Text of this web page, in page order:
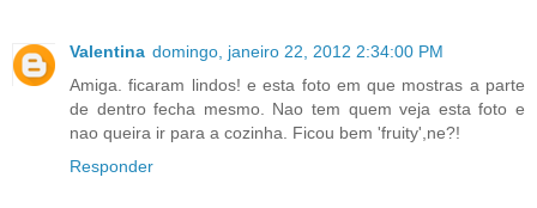
Valentina domingo, janeiro 22, 2012 2:34:00 PM
Amiga. ficaram lindos! e esta foto em que mostras a parte
de dentro fecha mesmo. Nao tem quem veja esta foto e
nao queira ir para a cozinha. Ficou bem 'fruity',ne?!
Responder